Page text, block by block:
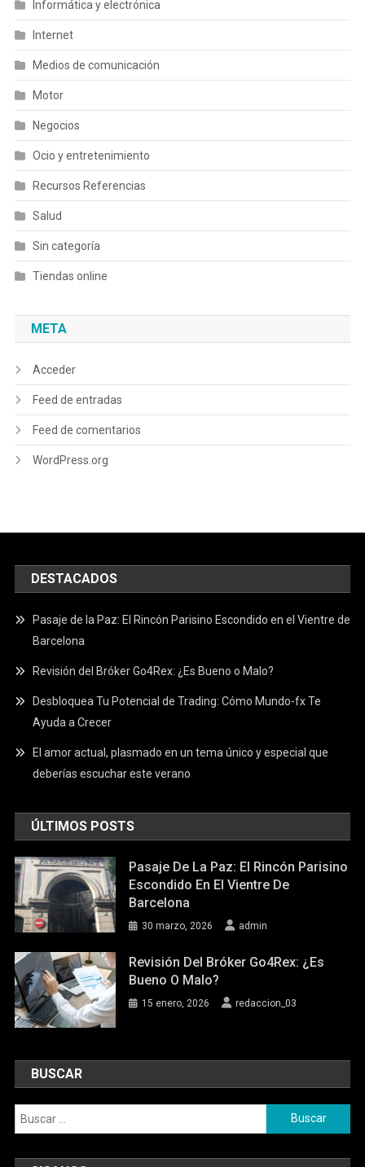
Informática y electrónica
Internet
Medios de comunicación
Motor
Negocios
Ocio y entretenimiento
Recursos Referencias
Salud
Sin categoría
Tiendas online
META
Acceder
Feed de entradas
Feed de comentarios
WordPress.org
DESTACADOS
Pasaje de la Paz: El Rincón Parisino Escondido en el Vientre de
Barcelona
Revisión del Bróker Go4Rex: ¿Es Bueno o Malo?
Desbloquea Tu Potencial de Trading: Cómo Mundo-fx Te
Ayuda a Crecer
El amor actual, plasmado en un tema único y especial que
deberías escuchar este verano
ÚLTIMOS POSTS
Pasaje De La Paz: El Rincón Parisino
Escondido En El Vientre De
Barcelona
30 marzo, 2026 admin
Revisión Del Bróker Go4Rex: ¿Es
Bueno O Malo?
15 enero, 2026 redaccion_03
BUSCAR
Buscar: